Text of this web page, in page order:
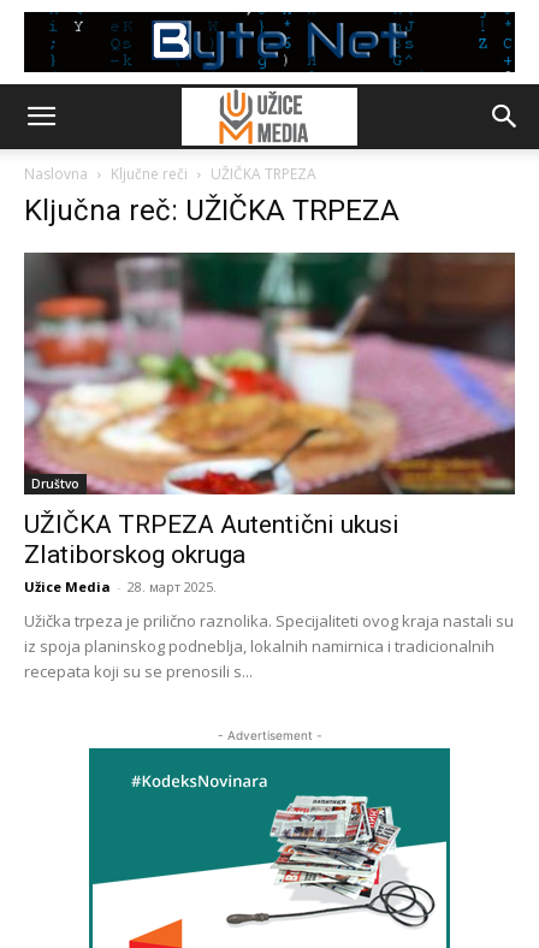
Naslovna Ključne reči UŽIČKA TRPEZA
Ključna reč: UŽIČKA TRPEZA
Društvo
UŽIČKA TRPEZA Autentični ukusi
Zlatiborskog okruga
Užice Media - 28. март 2025.
Užička trpeza je prilično raznolika. Specijaliteti ovog kraja nastali su
iz spoja planinskog podneblja, lokalnih namirnica i tradicionalnih
recepata koji su se prenosili s...
- Advertisement -